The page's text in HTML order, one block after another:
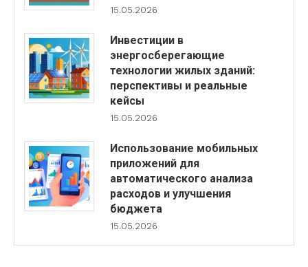
15.05.2026
Инвестиции в
энергосберегающие
технологии жилых зданий:
перспективы и реальные
кейсы
15.05.2026
Использование мобильных
приложений для
автоматического анализа
расходов и улучшения
бюджета
15.05.2026